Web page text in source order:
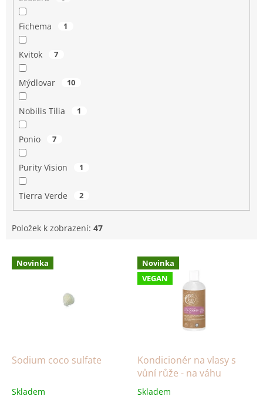
Fichema 1
Kvitok 7
Mýdlovar 10
Nobilis Tilia 1
Ponio 7
Purity Vision 1
Tierra Verde 2
Položek k zobrazení: 47
V Novinka
Sodium coco sulfate
Skladem
Novinka
VEGAN
Kondicionér na vlasy s
vůní růže - na váhu
Skladem